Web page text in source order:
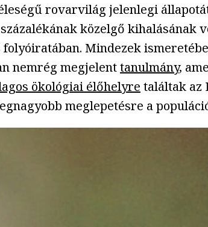
rovarvilág jelenlegi
közelgő
folyóiratában. Mindezek
nemrég megjelenttanulmány,
ökológiai élőhelyre találtak az
meglepetésre a